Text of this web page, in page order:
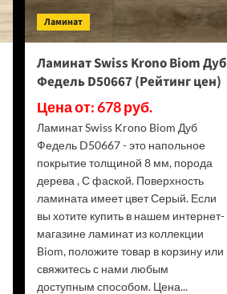
(Рейтинг
цен)
Ламинат
Ламинат Swiss Krono Biom Дуб
Федель D50667 (Рейтинг цен)
Цена от: 678 руб.
Ламинат Swiss Krono Biom Дуб
Федель D50667 - это напольное
покрытие толщиной 8 мм, порода
дерева , С фаской. Поверхность
ламината имеет цвет Серый. Если
вы хотите купить в нашем интернет-
магазине ламинат из коллекции
Biom, положите товар в корзину или
свяжитесь с нами любым
доступным способом. Цена...